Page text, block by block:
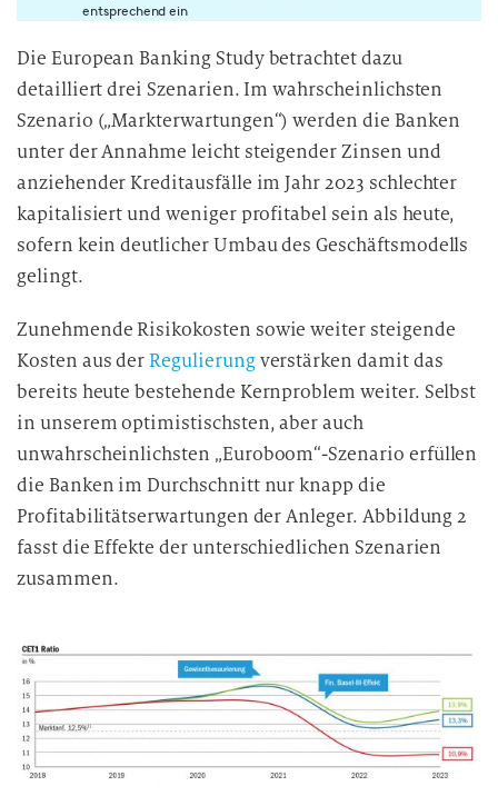
i
l
l
i
g
u
g
i
d
i
e
D
a
t
e
e
a
b
e
i
t
entsprechend ein
Die European Banking Study betrachtet dazu
detailliert drei Szenarien. Im wahrscheinlichsten
Szenario („Markterwartungen“) werden die Banken
unter der Annahme leicht steigender Zinsen und
anziehender Kreditausfälle im Jahr 2023 schlechter
kapitalisiert und weniger profitabel sein als heute,
sofern kein deutlicher Umbau des Geschäftsmodells
gelingt.
Zunehmende Risikokosten sowie weiter steigende
Kosten aus derRegulierungverstärken damit das
bereits heute bestehende Kernproblem weiter. Selbst
in unserem optimistischsten, aber auch
unwahrscheinlichsten „Euroboom“-Szenario erfüllen
die Banken im Durchschnitt nur knapp die
Profitabilitätserwartungen der Anleger. Abbildung 2
fasst die Effekte der unterschiedlichen Szenarien
zusammen.